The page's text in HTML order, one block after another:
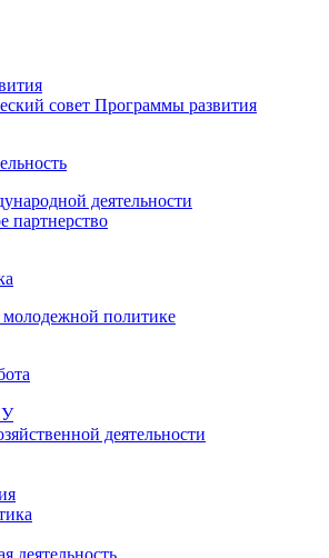
совет Программы развития
деятельности
партнерство
политике
деятельности
деятельность